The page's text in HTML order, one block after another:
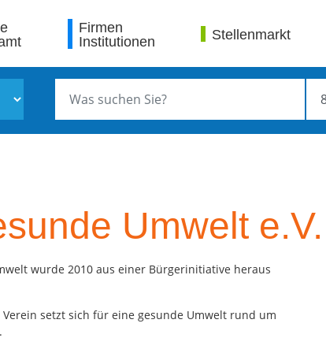
Firmen
Institutionen
Stellenmarkt
Umwelt e.V.
wurde 2010 aus einer Bürgerinitiative heraus
Verein setzt sich für eine gesunde Umwelt rund um